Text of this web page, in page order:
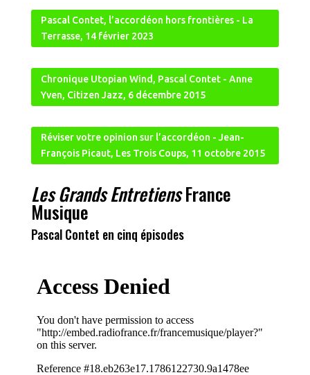
Pascal Contet, l’accordéon hors frontières - La
Terrasse, 14 février 2023
Chronique Utopian Wind, Pascal Contet - Anne
Yven, Citizen Jazz, 6 décembre 2015
Réviser votre opinion sur l’accordéon - Jean-
François Picaut, Les Trois Coups, 11 octobre 2015
Les Grands EntretiensFrance
Musique
Pascal Contet en cinq épisodes